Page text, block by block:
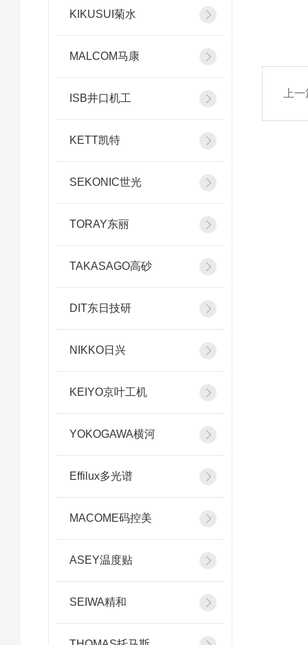
KIKUSUI菊水
MALCOM马康
ISB井口机工
KETT凯特
SEKONIC世光
TORAY东丽
TAKASAGO高砂
DIT东日技研
NIKKO日兴
KEIYO京叶工机
YOKOGAWA横河
Effilux多光谱
MACOME码控美
ASEY温度贴
SEIWA精和
上